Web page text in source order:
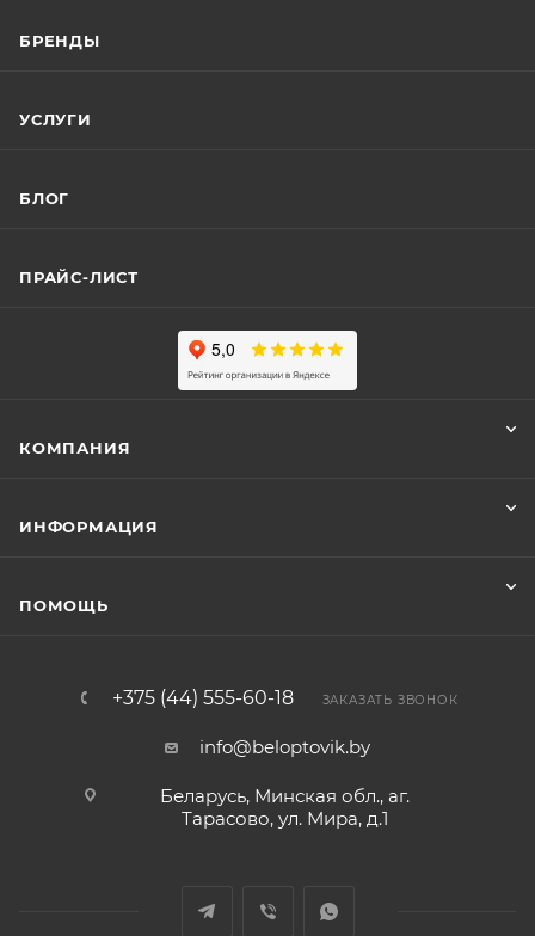
БРЕНДЫ
УСЛУГИ
БЛОГ
ПРАЙС-ЛИСТ
КОМПАНИЯ
ИНФОРМАЦИЯ
ПОМОЩЬ
+375 (44) 555-60-18 ЗАКАЗАТЬ ЗВОНОК
info@beloptovik.by
Беларусь, Минская обл., аг.
Тарасово, ул. Мира, д.1